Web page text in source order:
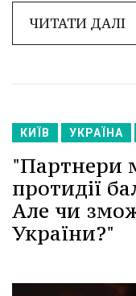
ЧИТАТИ ДАЛІ
КИЇВ УКРАЇНА
"Партнери
протидії
Але чи
України?"